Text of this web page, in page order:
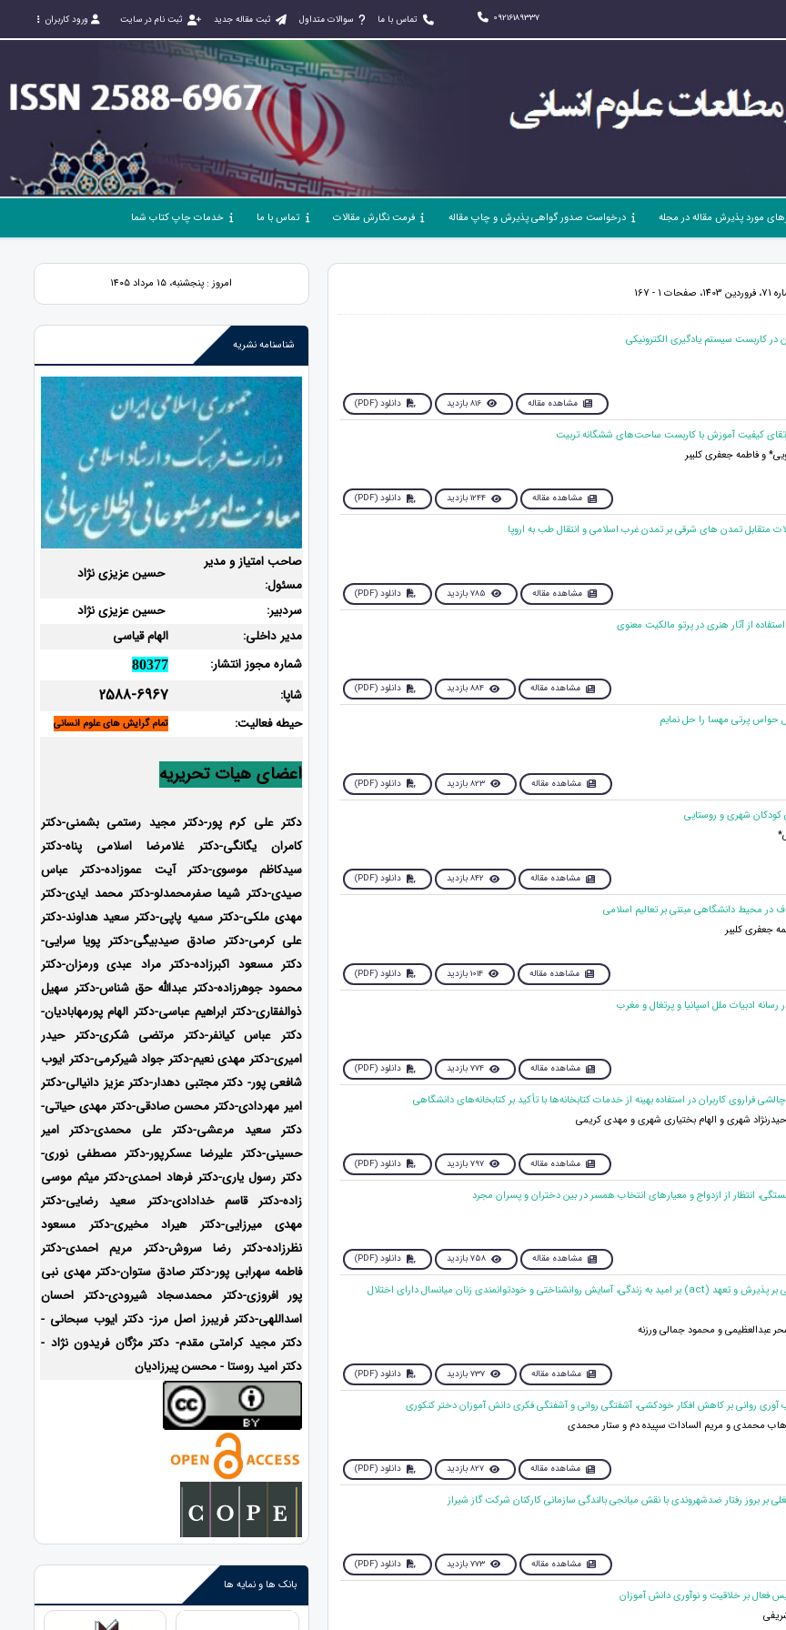
09216189337 تماس با ما سوالات متداول ثبت مقاله جدید ثبت نام در سایت ورود کاربران
مورد پذیرش مقاله در مجله درخواست صدور گواهی پذیرش و چاپ مقاله فرمت نگارش مقالات تماس با ما خدمات چاپ کتاب شما
مشاهده مقاله 816 بازدید دانلود (PDF)
و فاطمه جعفری کلیبر
مشاهده مقاله 1244 بازدید دانلود (PDF)
مشاهده مقاله 785 بازدید دانلود (PDF)
مشاهده مقاله 884 بازدید دانلود (PDF)
مشاهده مقاله 823 بازدید دانلود (PDF)
مشاهده مقاله 842 بازدید دانلود (PDF)
جعفری کلیبر
مشاهده مقاله 1014 بازدید دانلود (PDF)
مشاهده مقاله 774 بازدید دانلود (PDF)
شهری و الهام بختیاری شهری و مهدی کریمی
مشاهده مقاله 797 بازدید دانلود (PDF)
مشاهده مقاله 758 بازدید دانلود (PDF)
11. اثربخشی درمان مبتنی بر پذیرش و تعهد (act) بر امید به زندگی، آسایش روانشناختی و خودتوانمندی زنان میانسال دارای اختلال
عبدالعظیمی و محمود جمالی ورزنه
مشاهده مقاله 737 بازدید دانلود (PDF)
محمدی و مریم السادات سپیده دم و ستار محمدی
مشاهده مقاله 827 بازدید دانلود (PDF)
مشاهده مقاله 773 بازدید دانلود (PDF)
امروز : پنجشنبه، ۱۵ مرداد ۱۴۰۵
شناسنامه نشریه
صاحب امتیاز و مدیر
مسئول:
حسین عزیزی نژاد
سردبیر:
حسین عزیزی نژاد
مدیر داخلی:
الهام قیاسی
شماره مجوز انتشار:
80377
شاپا: 2588-6967
حیطه فعالیت: تمام گرایش های علوم انسانی
اعضای هیات تحریریه
دکتر علی کرم پور-دکتر مجید رستمی بشمنی-دکتر
کامران یگانگی-دکتر غلامرضا اسلامی پناه-دکتر
سیدکاظم موسوی-دکتر آیت عموزاده-دکتر عباس
صیدی-دکتر شیما صفرمحمدلو-دکتر محمد ایدی-دکتر
مهدی ملکی-دکتر سمیه پاپی-دکتر سعید هداوند-دکتر
علی کرمی-دکتر صادق صیدبیگی-دکتر پویا سرایی-
دکتر مسعود اکبرزاده-دکتر مراد عبدی ورمزان-دکتر
محمود جوهرزاده-دکتر عبدالله حق شناس-دکتر سهیل
ذوالفقاری-دکتر ابراهیم عباسی-دکتر الهام پورمهابادیان-
دکتر عباس کیانفر-دکتر مرتضی شکری-دکتر حیدر
امیری-دکتر مهدی نعیم-دکتر جواد شیرکرمی-دکتر ایوب
شافعی پور- دکتر مجتبی دهدار-دکتر عزیز دانیالی-دکتر
امیر مهردادی-دکتر محسن صادقی-دکتر مهدی حیاتی-
دکتر سعید مرعشی-دکتر علی محمدی-دکتر امیر
حسینی-دکتر علیرضا عسکرپور-دکتر مصطفی نوری-
دکتر رسول یاری-دکتر فرهاد احمدی-دکتر میثم موسی
زاده-دکتر قاسم خدادادی-دکتر سعید رضایی-دکتر
مهدی میرزایی-دکتر هیراد مخیری-دکتر مسعود
نظرزاده-دکتر رضا سروش-دکتر مریم احمدی-دکتر
فاطمه سهرابی پور-دکتر صادق ستوان-دکتر مهدی نبی
پور افروزی-دکتر محمدسجاد شیرودی-دکتر احسان
اسداللهی-دکتر فریبرز اصل مرز- دکتر ایوب سبحانی -
دکتر مجید کرامتی مقدم- دکتر مژگان فریدون نژاد -
دکتر امید روستا - محسن پیرزادیان
بانک ها و نمایه ها